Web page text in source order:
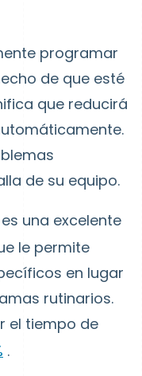
programar
de que esté
que reducirá
de su equipo.
es una excelente
le permite
en lugar
rutinarios.
el tiempo de
.